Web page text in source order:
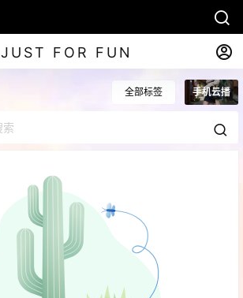
JUST FOR FUN
全部标签 手机云播